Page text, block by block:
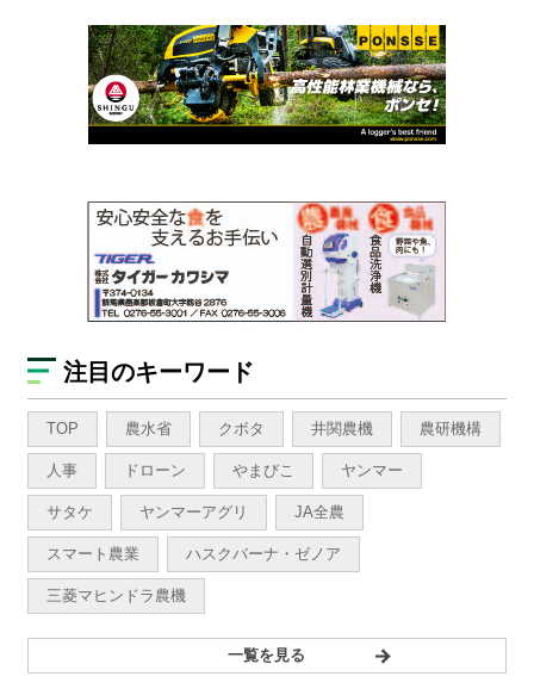
注目のキーワード
TOP 農水省 クボタ 井関農機 農研機構
人事 ドローン やまびこ ヤンマー
サタケ ヤンマーアグリ JA全農
スマート農業 ハスクバーナ・ゼノア
三菱マヒンドラ農機
一覧を見る